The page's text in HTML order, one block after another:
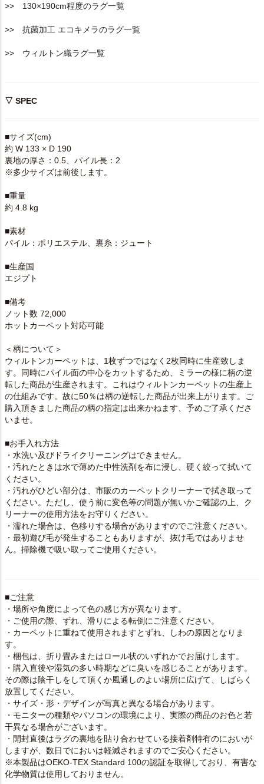
>> 130×190cm程度のラグ一覧
>> 抗菌加工 エコキメラのラグ一覧
>> ウィルトン織ラグ一覧
▽ SPEC
■サイズ(cm)
約 W 133 × D 190
裏地の厚さ：0.5、パイル長：2
※多少サイズは前後します。
■重量
約 4.8 kg
■素材
パイル：ポリエステル、裏糸：ジュート
■生産国
エジプト
■備考
ノット数 72,000
ホットカーペット対応可能
＜柄について＞
ウィルトンカーペットは、1枚ずつではなく2枚同時に生産致しま
す。同時にパイル面の中心をカットするため、ミラーの様に柄の逆
転した商品が生産されます。これはウィルトンカーペットの生産上
の仕組みです。故に50％は柄の逆転した商品が出来上がります。ご
購入頂きました商品の柄の指定は出来かねます、予めご了承くださ
いませ。
■お手入れ方法
・水洗い及びドライクリーニングはできません。
・汚れたときは水で薄めた中性洗剤を布に浸し、硬く絞って拭いて
ください。
・汚れがひどい部分は、市販のカーペットクリーナーで拭き取って
ください。ただし、使う前に変色等の問題が無いかご確認の上、ク
リーナーの使用方法をお守りください。
・濡れた場合は、色移りする場合がありますのでご注意ください。
・最初遊び毛が発生することもありますが、抜け毛ではありませ
ん。掃除機で吸い取ってご使用ください。
■ご注意
・場所や角度によって色の感じ方が異なります。
・ご使用の際、ずれ、滑りによる転倒にご注意ください。
・カーペットに重ねて使用されますとずれ、しわの原因となりま
す。
・梱包は、折り畳みまたはロール状のいずれかでお届けします。
・購入直後や湿気の多い時期などに臭いを感じることがあります。
その際は陰干しをして頂くか風通しのよい場所に広げて、しばらく
放置してください。
・サイズ・形・デザインが写真と異なる場合があります。
・モニターの種類やパソコンの環境により、実際の商品のお色と若
干異なる場合がございます。
・開封直後はラグの裏地を貼り合わせている接着剤特有のにおいが
しますが、数日でにおいは軽減されますのでご安心ください。
※本製品はOEKO-TEX Standard 100の認証を取得しており、有害な
化学物質は使用しておりません。